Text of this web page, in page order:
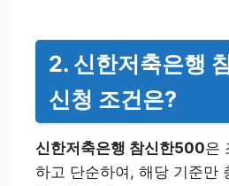
2. 신한저축은행
신청 조건은?
신한저축은행 참신한500은
하고 단순하여, 해당 기준만